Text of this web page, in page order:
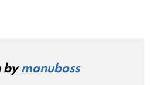
bymanuboss